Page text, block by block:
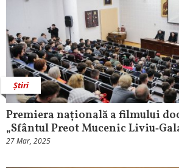
Știri
Premiera națională a filmului
„Sfântul Preot Mucenic
27 Mar, 2025